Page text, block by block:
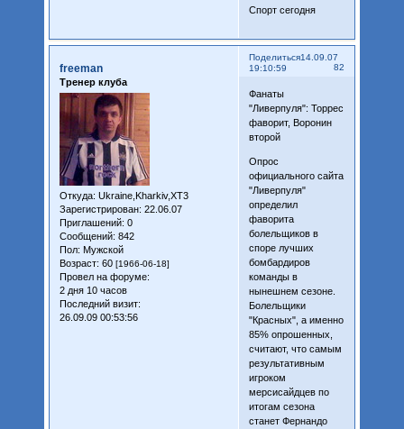
Спорт сегодня
Поделиться
82
14.09.07
19:10:59
freeman
Тренер клуба
Откуда: Ukraine,Kharkiv,XT3
Зарегистрирован: 22.06.07
Приглашений: 0
Сообщений: 842
Пол: Мужской
Возраст: 60 [1966-06-18]
Провел на форуме:
2 дня 10 часов
Последний визит:
26.09.09 00:53:56
Фанаты
"Ливерпуля": Торрес
фаворит, Воронин
второй
Опрос
официального сайта
"Ливерпуля"
определил
фаворита
болельщиков в
споре лучших
бомбардиров
команды в
нынешнем сезоне.
Болельщики
"Красных", а именно
85% опрошенных,
считают, что самым
результативным
игроком
мерсисайдцев по
итогам сезона
станет Фернандо